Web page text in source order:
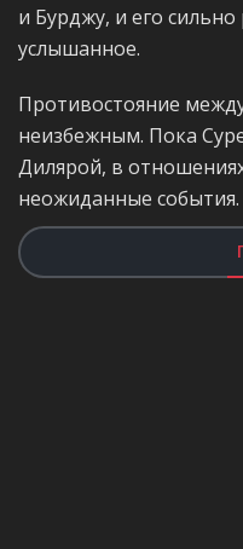
и Бурджу, и его
услышанное.
Противостояние
неизбежным. Пока
Дилярой, в
неожиданные события.